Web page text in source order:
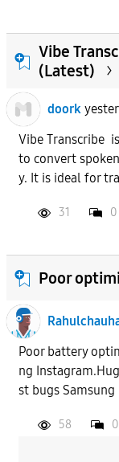
Vibe
(Latest)
doork
Vibe Transcribe
to convert
y. It is ideal for
31 0
Poor
Poor battery
ng
st bugs
58 0